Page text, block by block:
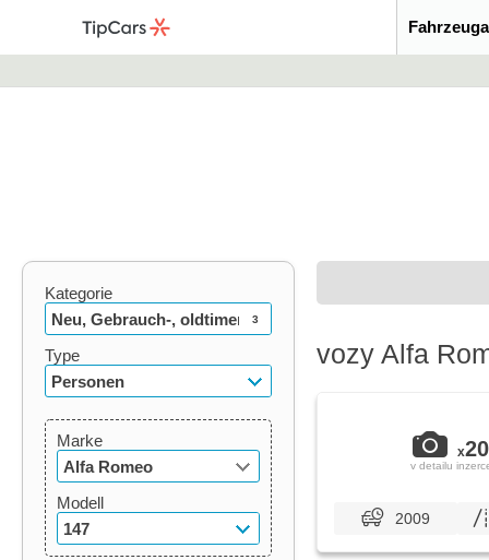
Kategorie
Neu, Gebrauch-, oldtimer
3
Type
Personen
Marke
Alfa Romeo
Modell
147
vozy Alfa
x20
v detailu
2009